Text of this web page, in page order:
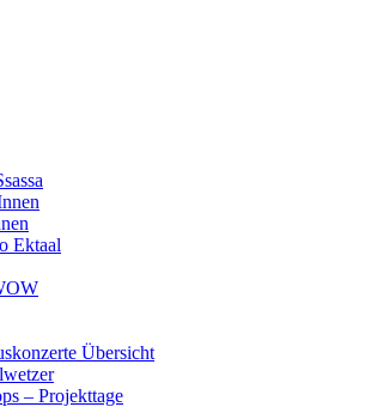
Ektaal
Übersicht
– Projekttage